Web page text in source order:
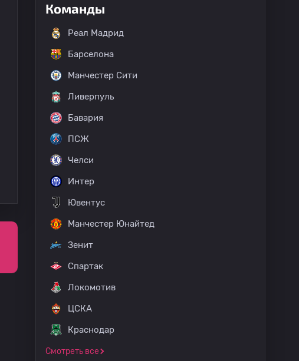
Команды
Реал Мадрид
Барселона
Манчестер Сити
Ливерпуль
Бавария
ПСЖ
Челси
Интер
Ювентус
Манчестер Юнайтед
Зенит
Спартак
Локомотив
ЦСКА
Краснодар
Смотреть все